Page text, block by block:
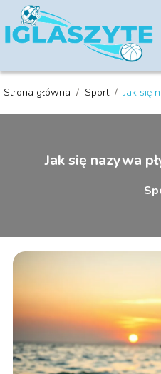
Strona główna / Sport /Jak się
Jak się nazywa